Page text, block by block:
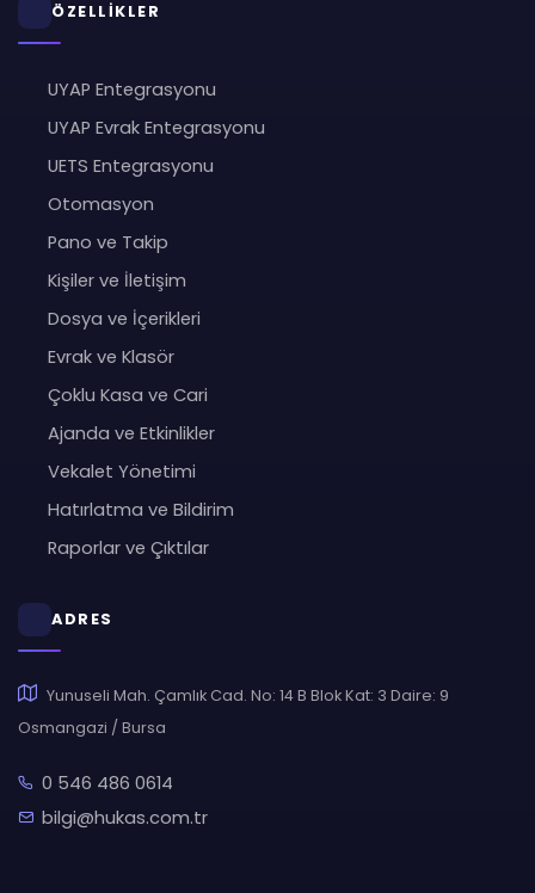
ÖZELLİKLER
UYAP Entegrasyonu
UYAP Evrak Entegrasyonu
UETS Entegrasyonu
Otomasyon
Pano ve Takip
Kişiler ve İletişim
Dosya ve İçerikleri
Evrak ve Klasör
Çoklu Kasa ve Cari
Ajanda ve Etkinlikler
Vekalet Yönetimi
Hatırlatma ve Bildirim
Raporlar ve Çıktılar
ADRES
Yunuseli Mah. Çamlık Cad. No: 14 B Blok Kat: 3 Daire: 9
Osmangazi / Bursa
0 546 486 0614
bilgi@hukas.com.tr